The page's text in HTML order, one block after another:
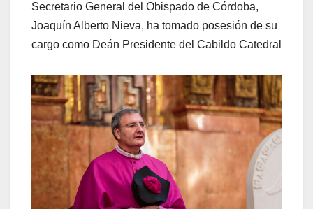
Secretario General del Obispado de Córdoba,
Joaquín Alberto Nieva, ha tomado posesión de su
cargo como Deán Presidente del Cabildo Catedral